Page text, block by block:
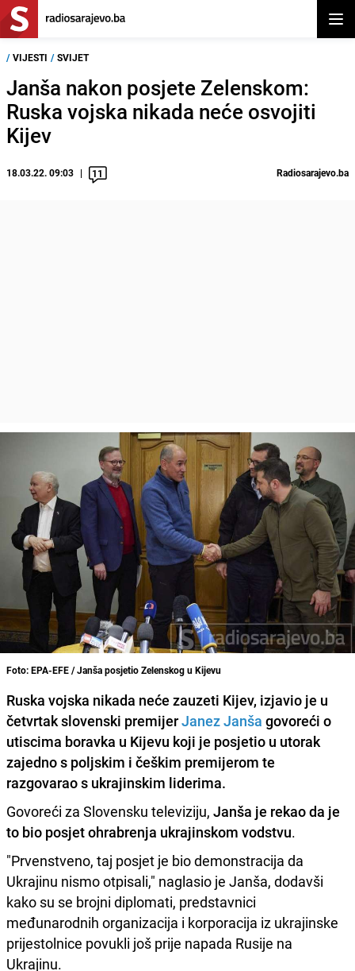
/ VIJESTI / SVIJET
Janša nakon posjete Zelenskom:
Ruska vojska nikada neće osvojiti
Kijev
18.03.22. 09:03 11 Radiosarajevo.ba
Foto: EPA-EFE / Janša posjetio Zelenskog u Kijevu
Ruska vojska nikada neće zauzeti Kijev, izjavio je u
četvrtak slovenski premijerJanez Janša govoreći o
utiscima boravka u Kijevu koji je posjetio u utorak
zajedno s poljskim i češkim premijerom te
razgovarao s ukrajinskim liderima.
Govoreći za Slovensku televiziju, Janša je rekao da je
to bio posjet ohrabrenja ukrajinskom vodstvu.
"Prvenstveno, taj posjet je bio demonstracija da
Ukrajinu nismo otpisali," naglasio je Janša, dodavši
kako su se brojni diplomati, predstavnici
međunarodnih organizacija i korporacija iz ukrajinske
prijestolnice povukli još prije napada Rusije na
Ukrajinu.